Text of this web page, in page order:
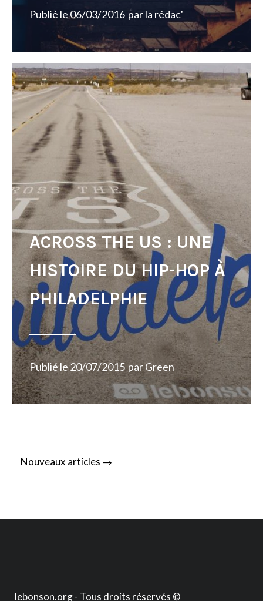
Publié le06/03/2016 parla rédac'
ACROSS THE US : UNE
HISTOIRE DU HIP-HOP À
PHILADELPHIE
Publié le20/07/2015 parGreen
Posts
Nouveaux articles →
lebonson.org - Tous droits réservés ©